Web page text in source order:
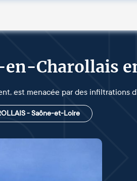
Charollais
est menacée par des infiltrations
- Saône-et-Loire